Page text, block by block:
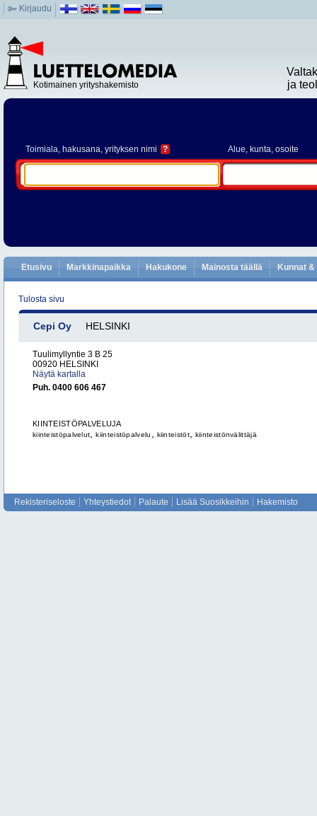
Kirjaudu
Kotimainen yrityshakemisto
ja
Toimiala, hakusana, yrityksen nimi ? Alue, kunta, osoite
Etusivu Markkinapaikka Hakukone Mainosta täällä Kunnat
Tulosta sivu
Cepi Oy HELSINKI
Tuulimyllyntie 3 B 25
00920 HELSINKI
Näytä kartalla
Puh. 0400 606 467
KIINTEISTÖPALVELUJA
kiinteistöpalvelut ,kiinteistöpalvelu kiinteistöt, kiinteistönvälittäjä
Rekisteriseloste Yhteystiedot Palaute Lisää Suosikkeihin Hakemisto